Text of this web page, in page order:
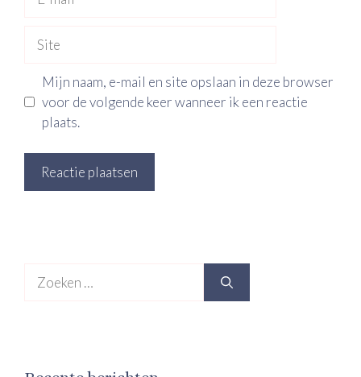
mail
Mijn naam, e-mail en site opslaan in deze browser
voor de volgende keer wanneer ik een reactie
plaats.
naar: